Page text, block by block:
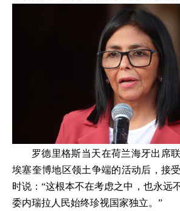
罗德里格斯当天在荷兰海牙出席
埃塞奎博地区领土争端的活动后，接
时说：“这根本不在考虑之中，也永远
委内瑞拉人民始终珍视国家独立。”